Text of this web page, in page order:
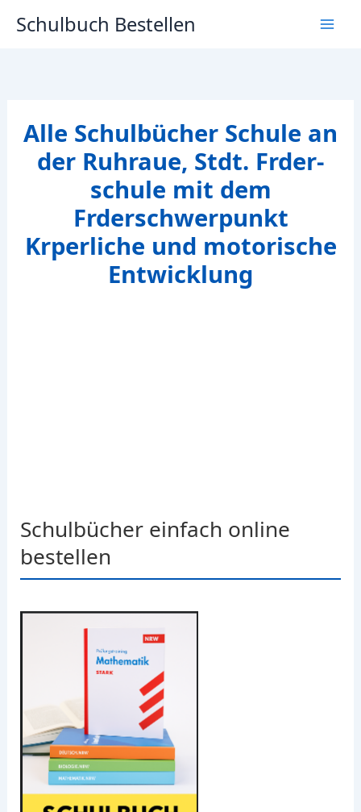
InhaltSchulbuch Bestellen
Alle Schulbücher Schule an
der Ruhraue, Stdt. Frder-
schule mit dem
Frderschwerpunkt
Krperliche und motorische
Entwicklung
Schulbücher einfach online
bestellen